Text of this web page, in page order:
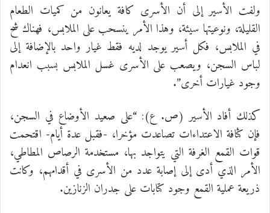
ولفت الأسير إلى أن الأسرى كافة يعانون من كميات الطعام
القليلة، ونوعيتها سيئة، وهذا الأمر ينسحب على الملابس، فهناك شح
في الملابس، فكل أسير يوجد لديه فقط غيار واحد بالإضافة إلى
لباس السجن، ويصعب على الأسرى غسل الملابس بسبب انعدام
وجود غيارات أخرى”.
كذلك أفاد الأسير (ص. ع): “على صعيد الأوضاع في السجن،
فإن كثافة الاعتداءات تصاعدت مؤخرا، -فقبل عدة أيام- اقتحمت
قوات القمع الغرفة التي يتواجد بها، مستخدمة الرصاص المطاطي،
الأمر الذي أدى إلى إصابة عدد من الأسرى في أقدامهم، وكانت
ذريعة عملية القمع وجود كتابات على جدران الزنازين.